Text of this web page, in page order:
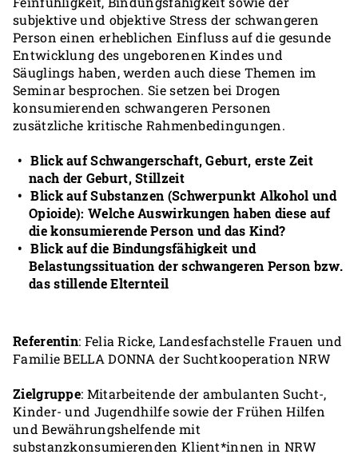
subjektive und objektive Stress der schwangeren
Person einen erheblichen Einfluss auf die gesunde
Entwicklung des ungeborenen Kindes und
Säuglings haben, werden auch diese Themen im
Seminar besprochen. Sie setzen bei Drogen
konsumierenden schwangeren Personen
zusätzliche kritische Rahmenbedingungen.
Blick auf Schwangerschaft, Geburt, erste Zeit
nach der Geburt, Stillzeit
Blick auf Substanzen (Schwerpunkt Alkohol und
Opioide): Welche Auswirkungen haben diese auf
die konsumierende Person und das Kind?
Blick auf die Bindungsfähigkeit und
Belastungssituation der schwangeren Person bzw.
das stillende Elternteil
Referentin: Felia Ricke, Landesfachstelle Frauen und
Familie BELLA DONNA der Suchtkooperation NRW
Zielgruppe: Mitarbeitende der ambulanten Sucht-,
Kinder- und Jugendhilfe sowie der Frühen Hilfen
und Bewährungshelfende mit
substanzkonsumierenden Klient*innen in NRW